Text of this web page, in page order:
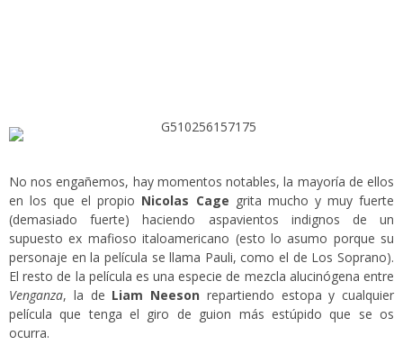
No nos engañemos, hay momentos notables, la mayoría de ellos
en los que el propio Nicolas Cage grita mucho y muy fuerte
(demasiado fuerte) haciendo aspavientos indignos de un
supuesto ex mafioso italoamericano (esto lo asumo porque su
personaje en la película se llama Pauli, como el de Los Soprano).
El resto de la película es una especie de mezcla alucinógena entre
Venganza, la de Liam Neeson repartiendo estopa y cualquier
película que tenga el giro de guion más estúpido que se os
ocurra.